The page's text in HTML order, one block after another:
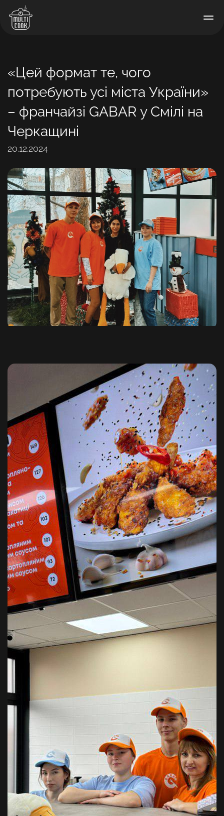
«Цей формат те, чого
потребують усі міста України»
– франчайзі GABAR у Смілі на
Черкащині
20.12.2024